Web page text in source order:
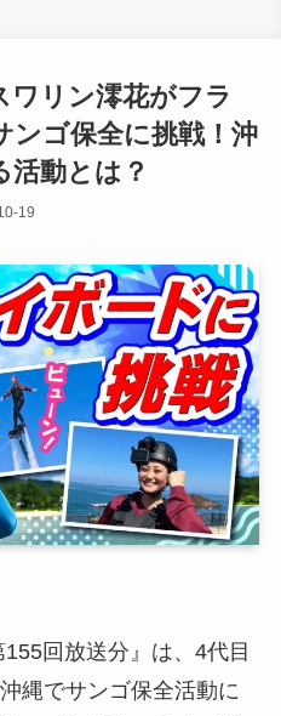
ワリン澪花がフラ
ンゴ保全に挑戦！沖
活動とは？
19
回放送分』は、4代目
縄でサンゴ保全活動に